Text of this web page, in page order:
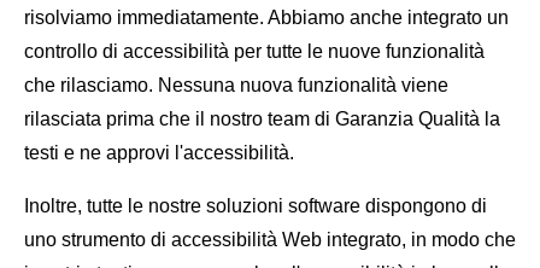
risolviamo immediatamente. Abbiamo anche integrato un
controllo di accessibilità per tutte le nuove funzionalità
che rilasciamo. Nessuna nuova funzionalità viene
rilasciata prima che il nostro team di Garanzia Qualità la
testi e ne approvi l'accessibilità.
Inoltre, tutte le nostre soluzioni software dispongono di
uno strumento di accessibilità Web integrato, in modo che